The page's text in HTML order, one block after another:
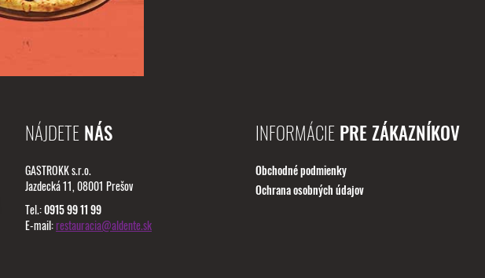
NÁJDETE NÁS
GASTROKK s.r.o.
Jazdecká 11, 08001 Prešov
Tel.:0915 99 11 99
E-mail:restauracia@aldente.sk
INFORMÁCIEPRE ZÁKAZNÍKOV
Obchodné podmienky
Ochrana osobných údajov